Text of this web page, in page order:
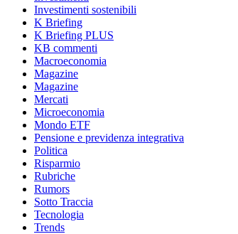
Investimenti sostenibili
K Briefing
K Briefing PLUS
KB commenti
Macroeconomia
Magazine
Magazine
Mercati
Microeconomia
Mondo ETF
Pensione e previdenza integrativa
Politica
Risparmio
Rubriche
Rumors
Sotto Traccia
Tecnologia
Trends